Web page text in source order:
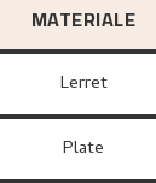
MATERIALE
lerret
plate